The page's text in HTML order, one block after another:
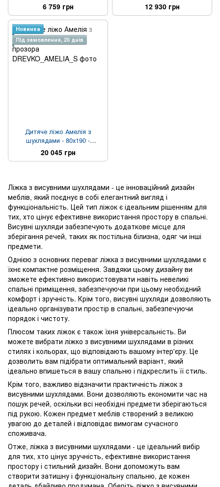
6 759 грн 12 930 грн
Новинка
Під замовлення, 20 днів
Дитяче ліжо Амелія з
шухлядами - 80х190 -
прозора
20 045 грн
Ліжка з висувними шухлядами - це інноваційний дизайн
меблів, який поєднує в собі елегантний вигляд і
функціональність. Цей тип ліжок є ідеальним рішенням для
тих, хто цінує ефективне використання простору в спальні.
Висувні шухляди забезпечують додаткове місце для
зберігання речей, таких як постільна білизна, одяг чи інші
предмети.
Однією з основних переваг ліжка з висувними шухлядами є
їхнє компактне розміщення. Завдяки цьому дизайну ви
зможете ефективно використовувати навіть невеликі
спальні приміщення, забезпечуючи при цьому необхідний
комфорт і зручність. Крім того, висувні шухляди дозволяють
ідеально організувати простір в спальні, забезпечуючи
порядок і чистоту.
Плюсом таких ліжок є також їхня універсальність. Ви
можете вибрати ліжко з висувними шухлядами в різних
стилях і кольорах, що відповідають вашому інтер'єру. Це
дозволить вам підібрати оптимальний варіант, який
ідеально впишеться в вашу спальню і підкреслить її стиль.
Крім того, важливо відзначити практичність ліжок з
висувними шухлядами. Вони дозволяють економити час на
пошук речей, оскільки всі необхідні предмети зберігаються
під рукою. Кожен предмет меблів створений з великою
увагою до деталей і відповідає вимогам сучасного
споживача.
Отже, ліжка з висувними шухлядами - це ідеальний вибір
для тих, хто цінує зручність, ефективне використання
простору і стильний дизайн. Вони допоможуть вам
створити затишну і функціональну спальню, де кожен